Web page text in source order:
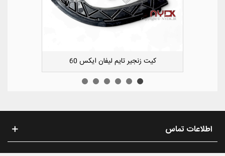
کشویی کوچک سپر عقب راست لیفان ایکس 50
اطلاعات تماس